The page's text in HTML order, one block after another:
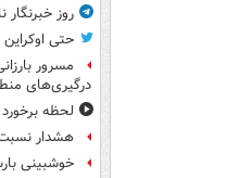
روز خبرنگار
حتی
مسرور
درگیری‌های
لحظه
هشدار نسبت
خوشبینی